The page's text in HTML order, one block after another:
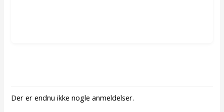
Der er endnu ikke nogle anmeldelser.